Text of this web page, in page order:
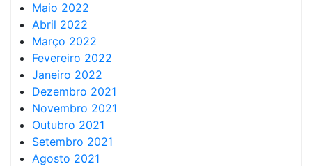
Maio 2022
Abril 2022
Março 2022
Fevereiro 2022
Janeiro 2022
Dezembro 2021
Novembro 2021
Outubro 2021
Setembro 2021
Agosto 2021